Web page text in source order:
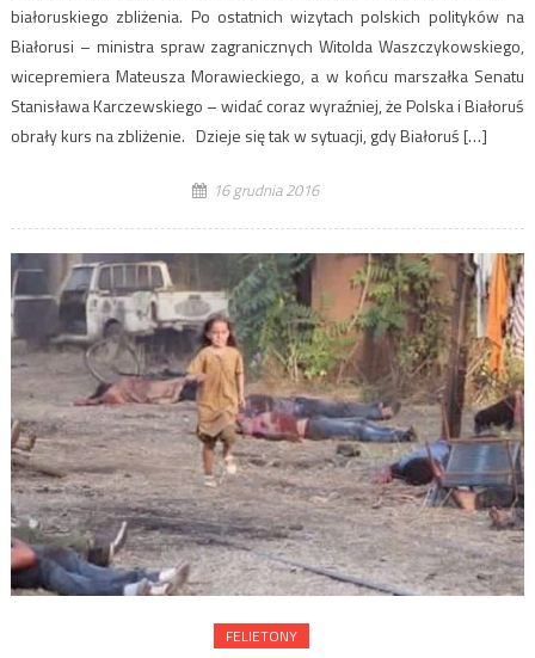
białoruskiego zbliżenia. Po ostatnich wizytach polskich polityków na
Białorusi – ministra spraw zagranicznych Witolda Waszczykowskiego,
wicepremiera Mateusza Morawieckiego, a w końcu marszałka Senatu
Stanisława Karczewskiego – widać coraz wyraźniej, że Polska i Białoruś
obrały kurs na zbliżenie. Dzieje się tak w sytuacji, gdy Białoruś […]
16 grudnia 2016
FELIETONY